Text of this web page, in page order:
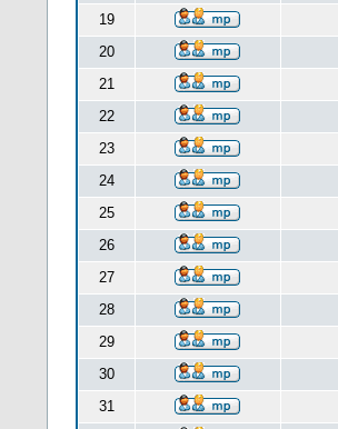
19
20
21
22
23
24
25
26
27
28
29
30
31